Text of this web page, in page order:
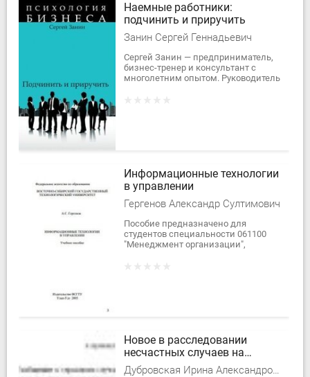
Наемные работники:
подчинить и приручить
Занин Сергей Геннадьевич
Сергей Занин — предприниматель,
бизнес-тренер и консультант с
многолетним опытом. Руководитель
Информационные технологии
в управлении
Гергенов Александр Султимович
Пособие предназначено для
студентов специальности 061100
"Менеджмент организации",
Новое в расследовании
несчастных случаев на
производстве
Дубровская Ирина Александровна